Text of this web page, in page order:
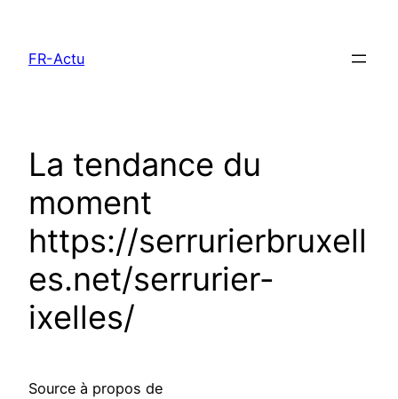
contenu
FR-Actu
La tendance du
moment
https://serrurierbruxell
es.net/serrurier-
ixelles/
Source à propos de